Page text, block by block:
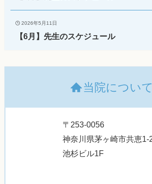
2026年5月11日
【6月】先生のスケジュール
当院について
〒253-0056
神奈川県茅ヶ崎市共恵1-
池杉ビル1F